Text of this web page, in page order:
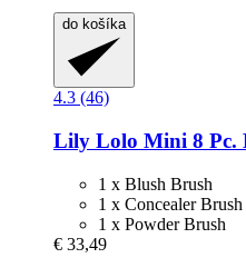
do košíka
4.3 (46)
Lily Lolo Mini 8 Pc.
1 x Blush Brush
1 x Concealer Brush
1 x Powder Brush
€ 33,49